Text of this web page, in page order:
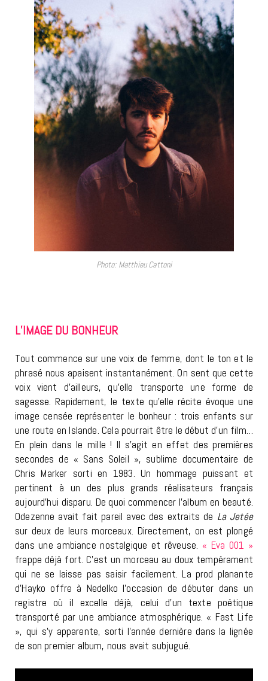
Photo: Matthieu Cattoni
L’IMAGE DU BONHEUR
Tout commence sur une voix de femme, dont le ton et le
phrasé nous apaisent instantanément. On sent que cette
voix vient d’ailleurs, qu’elle transporte une forme de
sagesse. Rapidement, le texte qu’elle récite évoque une
image censée représenter le bonheur : trois enfants sur
une route en Islande. Cela pourrait être le début d’un film…
En plein dans le mille ! Il s’agit en effet des premières
secondes de « Sans Soleil », sublime documentaire de
Chris Marker sorti en 1983. Un hommage puissant et
pertinent à un des plus grands réalisateurs français
aujourd’hui disparu. De quoi commencer l’album en beauté.
Odezenne avait fait pareil avec des extraits de La Jetée
sur deux de leurs morceaux. Directement, on est plongé
dans une ambiance nostalgique et rêveuse. « Eva 001 »
frappe déjà fort. C’est un morceau au doux tempérament
qui ne se laisse pas saisir facilement. La prod planante
d’Hayko offre à Nedelko l’occasion de débuter dans un
registre où il excelle déjà, celui d’un texte poétique
transporté par une ambiance atmosphérique. « Fast Life
», qui s’y apparente, sorti l’année dernière dans la lignée
de son premier album, nous avait subjugué.